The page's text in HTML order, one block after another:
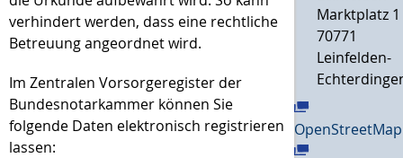
verhindert werden, dass eine rechtliche
Betreuung angeordnet wird.
Im Zentralen Vorsorgeregister der
Bundesnotarkammer können Sie
folgende Daten elektronisch registrieren
lassen:
Marktplatz 1
70771
Leinfelden-
OpenStreetMap